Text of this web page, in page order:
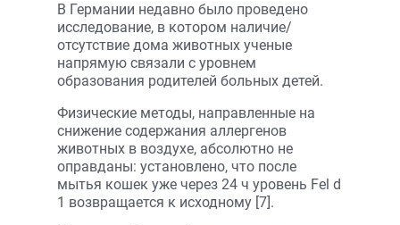
В Германии недавно было проведено
исследование, в котором наличие/
отсутствие дома животных ученые
напрямую связали с уровнем
образования родителей больных детей.
Физические методы, направленные на
снижение содержания аллергенов
животных в воздухе, абсолютно не
оправданы: установлено, что после
мытья кошек уже через 24 ч уровень Fel d
1 возвращается к исходному [7].